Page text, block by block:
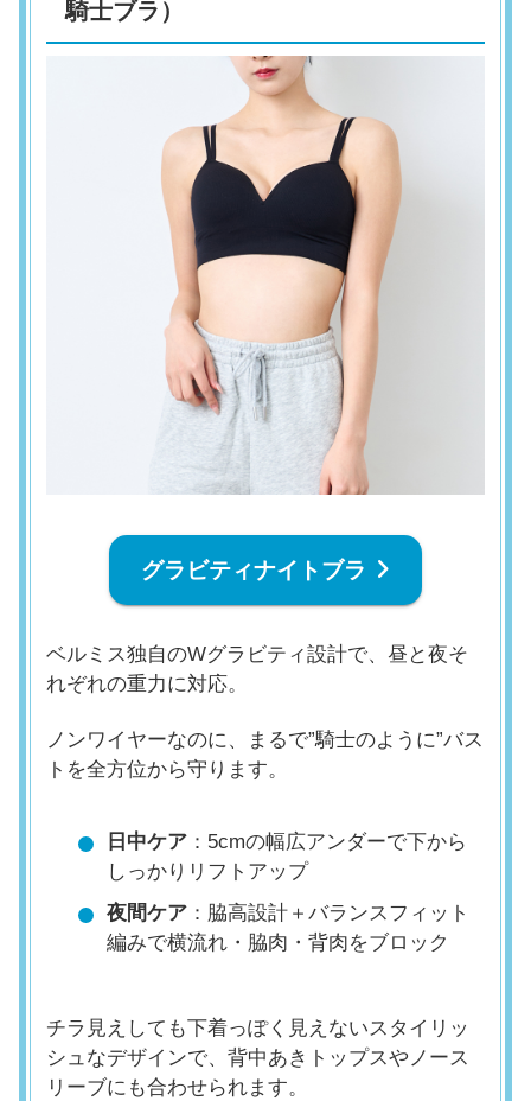
騎士ブラ）
グラビティナイトブラ
ベルミス独自のWグラビティ設計で、昼と夜そ
れぞれの重力に対応。
ノンワイヤーなのに、まるで”騎士のように”バス
トを全方位から守ります。
日中ケア ：5cmの幅広アンダーで下から
しっかりリフトアップ
夜間ケア ：脇高設計＋バランスフィット
編みで横流れ・脇肉・背肉をブロック
チラ見えしても下着っぽく見えないスタイリッ
シュなデザインで、背中あきトップスやノース
リーブにも合わせられます。